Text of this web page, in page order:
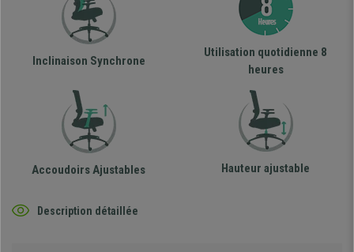
Inclinaison Synchrone
Utilisation quotidienne 8
heures
Accoudoirs Ajustables Hauteur ajustable
Description détaillée